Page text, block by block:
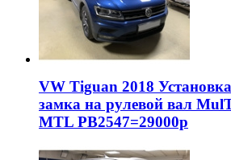
VW Tiguan 2018
замка на рулевой вал
MTL РВ2547=29000р